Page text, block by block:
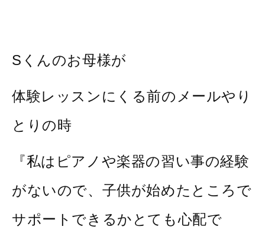
Sくんのお母様が
体験レッスンにくる前のメールやり
とりの時
『私はピアノや楽器の習い事の経験
がないので、子供が始めたところで
サポートできるかとても心配で